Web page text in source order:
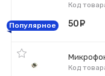
Код
Популярное 50
Код